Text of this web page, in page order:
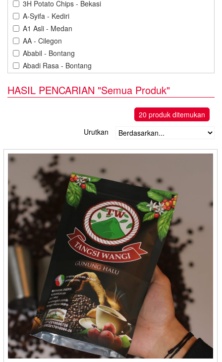
Jakarta
Kediri
Kendari
Kuningan
Mojokerto
Padang
Padang Panjang
Palembang
Palu
Pandeglang
Pangkal Pinang
Payakumbuh
Pekanbaru
Pontianak
Purwakarta
Samarinda
Semarang
Sibolga
Sidikalang
Silangit
3H Potato Chips - Bekasi
A-Syifa - Kediri
A1 Asli - Medan
AA - Cilegon
Ababil - Bontang
Abadi Rasa - Bontang
Abdillah Jaya - Cilegon
Abon Jaya Mandiri - Bontang
Abon Varia - Solo
Adelia - Medan
Afifah Putri - Bontang
Aflo Popcorn - Bandung
Ahli Kopi Lampung - Bandar Lampung
Aida Snack - Bontang
Aida Store - Kediri
Aiko - Bontang
Al Barokah - Medan
Alamie - Yogyakarta
Alfar - Banjarmasin
Alifa Food - Cilacap
Alius - Ciegon
Amora Food - Padang
Anake Mimi - Cirebon
Andalas Roastery & Coffee - Padangpanjang
Aneka Emping Melinjo - Cilegon
HASIL PENCARIAN "Semua Produk"
20 produk ditemukan
Urutkan